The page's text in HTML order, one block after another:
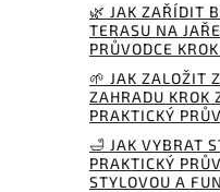
🌿 JAK ZAŘÍDIT
TERASU NA
PRŮVODCE
🌱 JAK ZALOŽIT
ZAHRADU KROK
PRAKTICKÝ
🛁 JAK VYBRAT
PRAKTICKÝ
STYLOVOU A